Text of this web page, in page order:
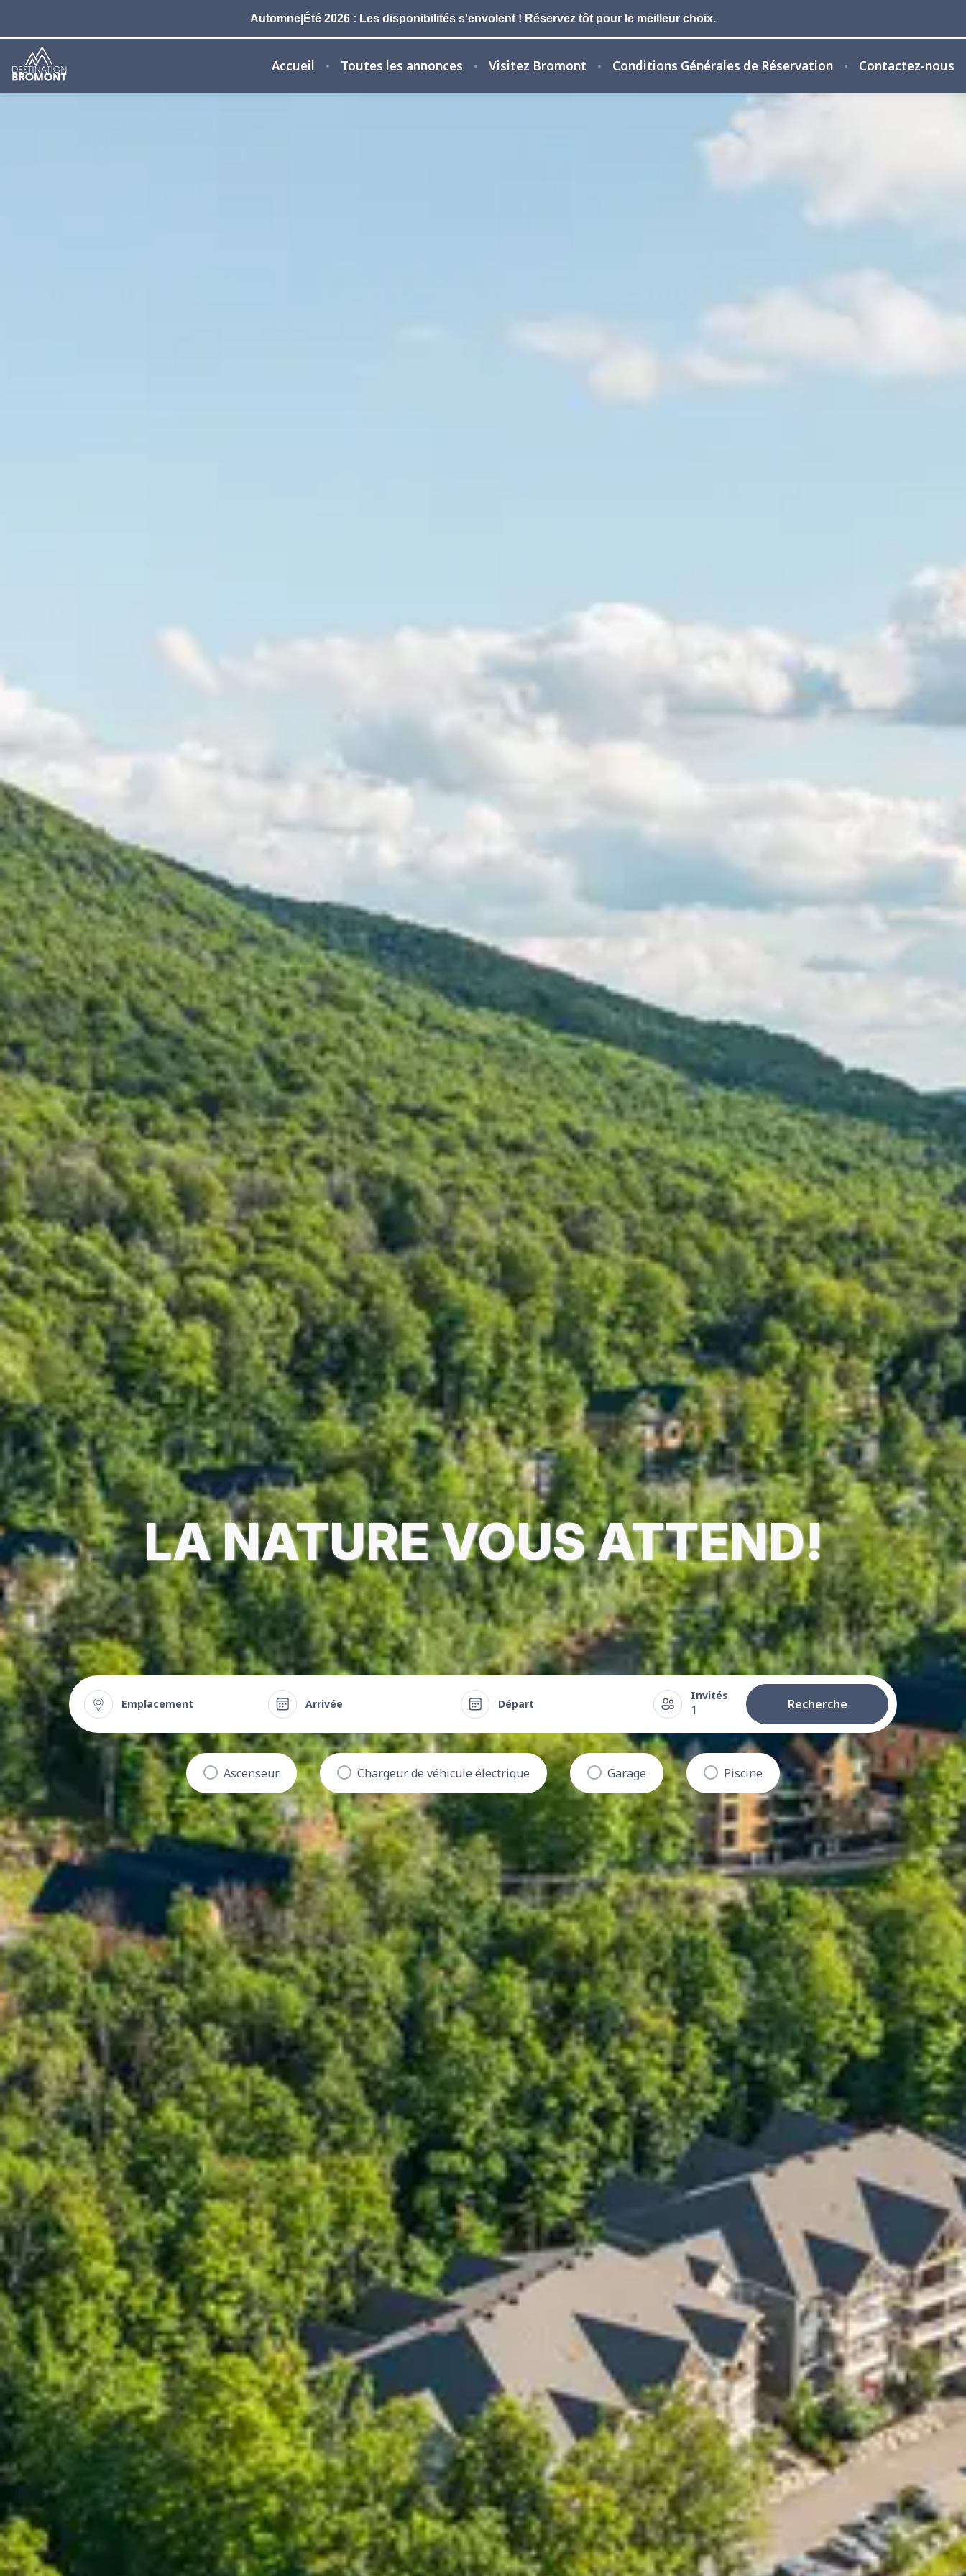
Automne|Été 2026 : Les disponibilités s'envolent ! Réservez tôt pour le meilleur choix.
Accueil Toutes les annonces Visitez Bromont Conditions Générales de Réservation Contactez-nous
LA NATURE VOUS ATTEND!
Emplacement Arrivée Départ
Invités
1 Recherche
Ascenseur Chargeur de véhicule électrique Garage Piscine